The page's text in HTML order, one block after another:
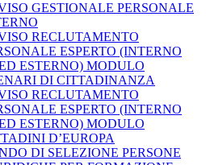
GESTIONALE PERSONALE
RECLUTAMENTO
ESPERTO (INTERNO
ESTERNO) MODULO
DI CITTADINANZA
RECLUTAMENTO
ESPERTO (INTERNO
ESTERNO) MODULO
D’EUROPA
DI SELEZIONE PERSONE